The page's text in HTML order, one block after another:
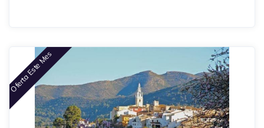
Oferta Este Mes